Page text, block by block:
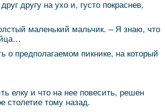
другу на ухо и, густо покраснев,
маленький мальчик. – Я знаю, что
о предполагаемом пикнике, на который
елку и что на нее повесить, решен
столетие тому назад.